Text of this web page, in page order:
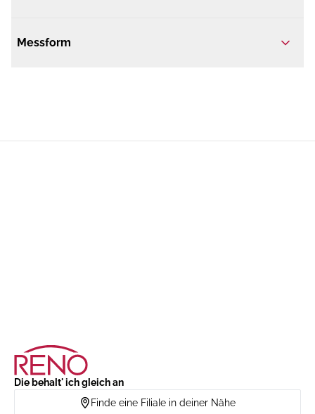
Messform
Die behalt' ich gleich an
Finde eine Filiale in deiner Nähe